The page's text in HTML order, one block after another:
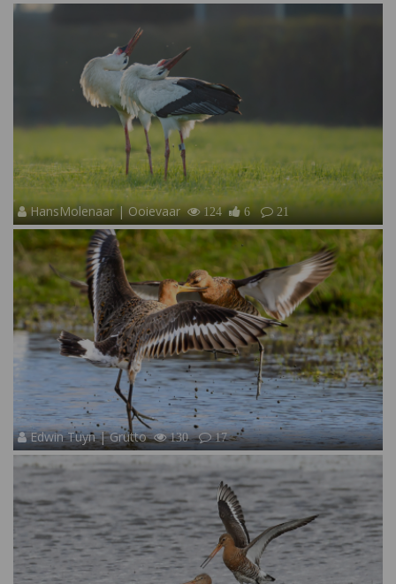
HansMolenaar | Ooievaar 124 6 21
Edwin Tuyn | Grutto 130 17